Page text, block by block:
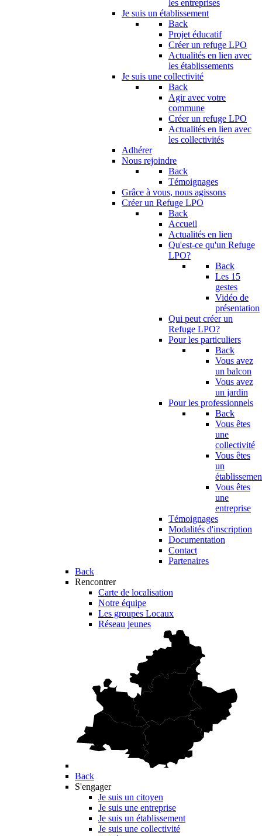
les entreprises
Je suis un établissement
Back
Projet éducatif
Créer un refuge LPO
Actualités en lien avec
les établissements
Je suis une collectivité
Back
Agir avec votre
commune
Créer un refuge LPO
Actualités en lien avec
les collectivités
Adhérer
Nous rejoindre
Back
Témoignages
Grâce à vous, nous agissons
Créer un Refuge LPO
Back
Accueil
Actualités en lien
Qu'est-ce qu'un Refuge
LPO?
Back
Les 15
gestes
Vidéo de
présentation
Qui peut créer un
Refuge LPO?
Pour les particuliers
Back
Vous avez
un balcon
Vous avez
un jardin
Pour les professionnels
Back
Vous êtes
une
collectivité
Vous êtes
un
Vous êtes
une
entreprise
Témoignages
Modalités d'inscription
Documentation
Contact
Partenaires
Back
Rencontrer
Carte de localisation
Notre équipe
Les groupes Locaux
Réseau jeunes
Back
S'engager
Je suis un citoyen
Je suis une entreprise
Je suis un établissement
Je suis une collectivité